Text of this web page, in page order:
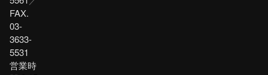
FAX.
03-
3633-
5531
営業時